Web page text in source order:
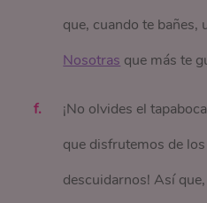
que, cuando te
Nosotras que más te
¡No olvides el
que disfrutemos de
descuidarnos! Así